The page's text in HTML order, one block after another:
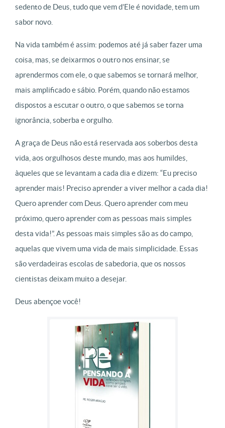
sedento de Deus, tudo que vem d’Ele é novidade, tem um
sabor novo.
Na vida também é assim: podemos até já saber fazer uma
coisa, mas, se deixarmos o outro nos ensinar, se
aprendermos com ele, o que sabemos se tornará melhor,
mais amplificado e sábio. Porém, quando não estamos
dispostos a escutar o outro, o que sabemos se torna
ignorância, soberba e orgulho.
A graça de Deus não está reservada aos soberbos desta
vida, aos orgulhosos deste mundo, mas aos humildes,
àqueles que se levantam a cada dia e dizem: “Eu preciso
aprender mais! Preciso aprender a viver melhor a cada dia!
Quero aprender com Deus. Quero aprender com meu
próximo, quero aprender com as pessoas mais simples
desta vida!”. As pessoas mais simples são as do campo,
aquelas que vivem uma vida de mais simplicidade. Essas
são verdadeiras escolas de sabedoria, que os nossos
cientistas deixam muito a desejar.
Deus abençoe você!